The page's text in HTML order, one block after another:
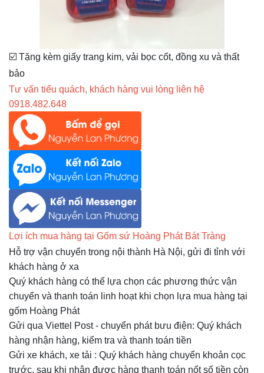
☑️ Tặng kèm giấy trang kim, vải bọc cốt, đồng xu và thất
bảo
Tư vấn tiểu quách, khách hàng vui lòng liên hệ
0918.482.648
Lợi ích mua hàng tại Gốm sứ Hoàng Phát Bát Tràng
Hỗ trợ vận chuyển trong nội thành Hà Nội, gửi đi tỉnh với
khách hàng ở xa
Quý khách hàng có thể lựa chọn các phương thức vận
chuyển và thanh toán linh hoạt khi chọn lựa mua hàng tại
gốm Hoàng Phát
Gửi qua Viettel Post - chuyển phát bưu điện: Quý khách
hàng nhận hàng, kiểm tra và thanh toán tiền
Gửi xe khách, xe tải : Quý khách hàng chuyển khoản cọc
trước, sau khi nhận được hàng thanh toán nốt số tiền còn